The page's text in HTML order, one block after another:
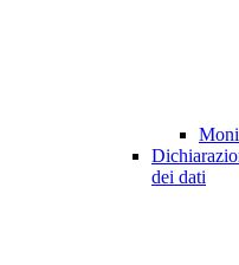
dei dati